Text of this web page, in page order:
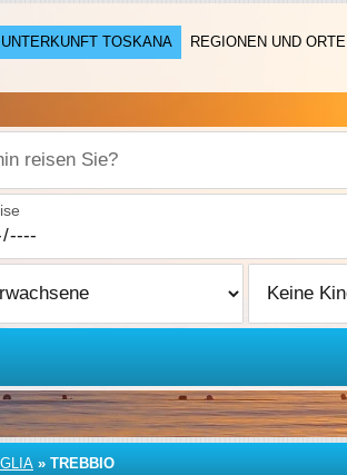
UNTERKUNFT TOSKANA REGIONEN UND ORTE
reisen Sie?
» TREBBIO